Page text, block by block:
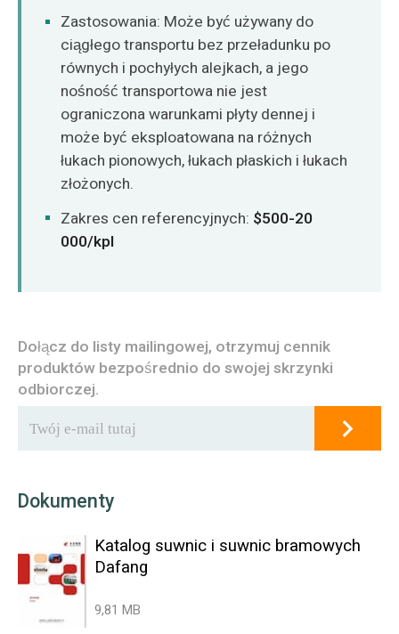
Zastosowania: Może być używany do
ciągłego transportu bez przeładunku po
równych i pochyłych alejkach, a jego
nośność transportowa nie jest
ograniczona warunkami płyty dennej i
może być eksploatowana na różnych
łukach pionowych, łukach płaskich i łukach
złożonych.
Zakres cen referencyjnych: $500-20
000/kpl
Dołącz do listy mailingowej, otrzymuj cennik
produktów bezpośrednio do swojej skrzynki
odbiorczej.
Dokumenty
Katalog suwnic i suwnic bramowych
Dafang
9,81 MB